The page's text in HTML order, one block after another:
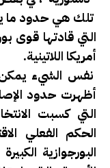
تلك هي حدود ما
التي قادتها قوى
أمريكا اللاتينية.
نفس الشيء يمكن
أظهرت حدود
التي كسبت
الحكم الفعلي
البورجوازية